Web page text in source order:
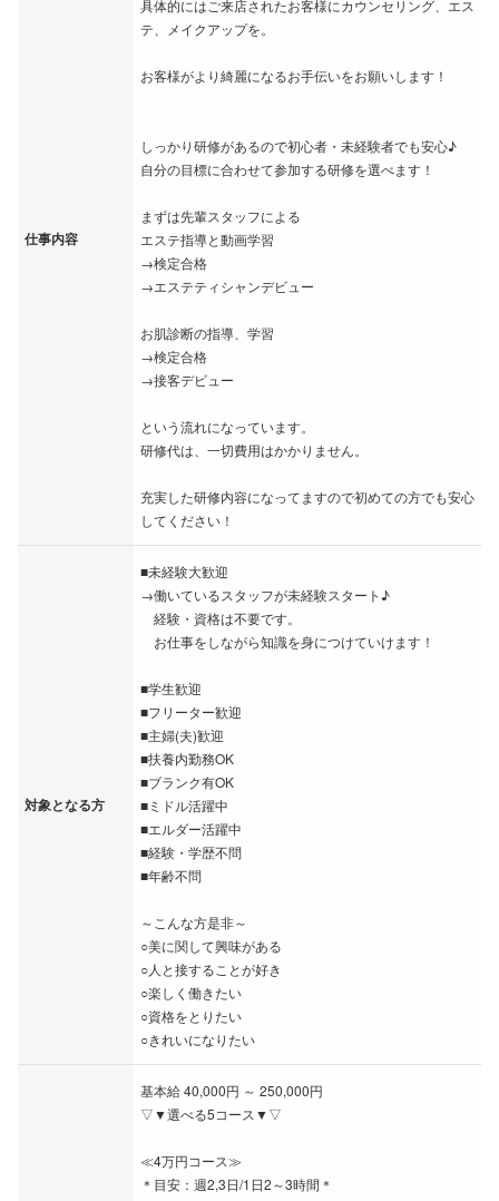
仕事内容
具体的にはご来店されたお客様にカウンセリング、エス
テ、メイクアップを。
お客様がより綺麗になるお手伝いをお願いします！
しっかり研修があるので初心者・未経験者でも安心♪
自分の目標に合わせて参加する研修を選べます！
まずは先輩スタッフによる
エステ指導と動画学習
→検定合格
→エステティシャンデビュー
お肌診断の指導、学習
→検定合格
→接客デビュー
という流れになっています。
研修代は、一切費用はかかりません。
充実した研修内容になってますので初めての方でも安心
してください！
対象となる方
■未経験大歓迎
→働いているスタッフが未経験スタート♪
経験・資格は不要です。
お仕事をしながら知識を身につけていけます！
■学生歓迎
■フリーター歓迎
■主婦(夫)歓迎
■扶養内勤務OK
■ブランク有OK
■ミドル活躍中
■エルダー活躍中
■経験・学歴不問
■年齢不問
～こんな方是非～
○美に関して興味がある
○人と接することが好き
○楽しく働きたい
○資格をとりたい
○きれいになりたい
基本給 40,000円 ～ 250,000円
▽▼選べる5コース▼▽
≪4万円コース≫
＊目安：週2,3日/1日2～3時間＊